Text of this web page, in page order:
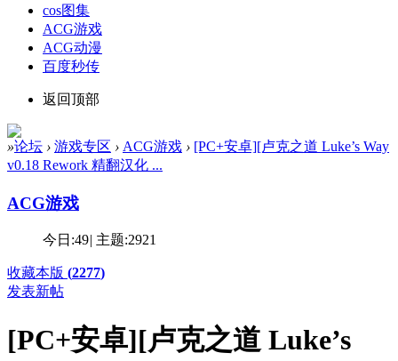
cos图集
ACG游戏
ACG动漫
百度秒传
返回顶部
»论坛 › 游戏专区 › ACG游戏 › [PC+安卓][卢克之道 Luke’s Way
v0.18 Rework 精翻汉化 ...
ACG游戏
今日:49| 主题:2921
收藏本版 (2277)
发表新帖
[PC+安卓][卢克之道 Luke’s